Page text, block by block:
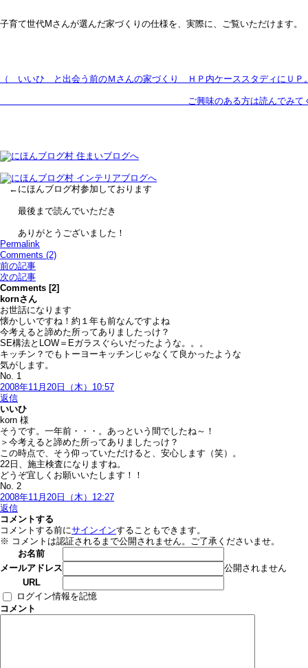
子育て世代Mさんが選んだ家づくりの仕様を、実際に、ご覧いただけます。
（ いいひ と出会う前のＭさんの家づくり ＨＰ内ケーススタディにＵＰ
ご興味のある方は読んでみてくださ
←にほんブログ村参加しております
最後まで読んでいただき
ありがとうございました！
Permalink
Comments (2)
前の記事
次の記事
Comments [2]
kornさん
お世話になります
懐かしいですね！約１年も前なんですよね
今考えると諦めた所ってありましたっけ？
SE構法とLOW＝Eガラスぐらいだったような。。。
キッチン？でもトーヨーキッチンじゃなくて良かったような
気がします。
No. 1
2008年11月20日（木）10:57
返信
いいひ
korn 様
そうです。一年前・・・。あっという間でしたね～！
＞今考えると諦めた所ってありましたっけ？
この時点で、そう仰っていただけると、安心します（笑）。
22日、施主検査になりますね。
どうぞ宜しくお願いいたします！！
No. 2
2008年11月20日（木）12:27
返信
コメントする
コメントする前にサインインすることもできます。
※ コメントは認証されるまで公開されません。ご了承くださいませ。
お名前
メールアドレス
公開されません
URL
ログイン情報を記憶
コメント